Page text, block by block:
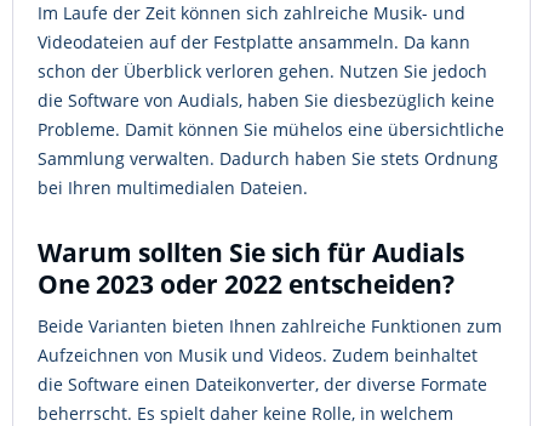
Im Laufe der Zeit können sich zahlreiche Musik- und
Videodateien auf der Festplatte ansammeln. Da kann
schon der Überblick verloren gehen. Nutzen Sie jedoch
die Software von Audials, haben Sie diesbezüglich keine
Probleme. Damit können Sie mühelos eine übersichtliche
Sammlung verwalten. Dadurch haben Sie stets Ordnung
bei Ihren multimedialen Dateien.
Warum sollten Sie sich für Audials
One 2023 oder 2022 entscheiden?
Beide Varianten bieten Ihnen zahlreiche Funktionen zum
Aufzeichnen von Musik und Videos. Zudem beinhaltet
die Software einen Dateikonverter, der diverse Formate
beherrscht. Es spielt daher keine Rolle, in welchem